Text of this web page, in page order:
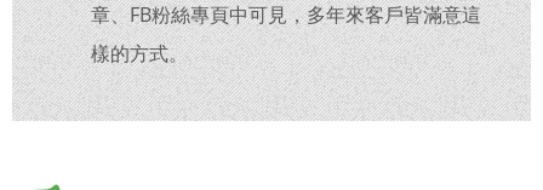
章、FB粉絲專頁中可見，多年來客戶皆滿意這
樣的方式。